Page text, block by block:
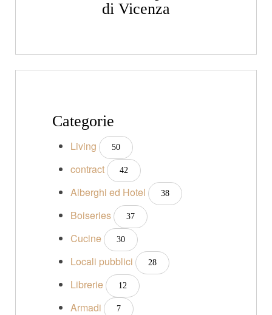
di Vicenza
Categorie
Living 50
contract 42
Alberghi ed Hotel 38
Boiseries 37
Cucine 30
Locali pubblici 28
Librerie 12
Armadi 7